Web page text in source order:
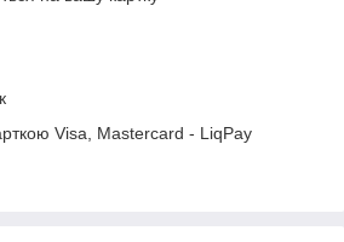
Visa, Mastercard - LiqPay